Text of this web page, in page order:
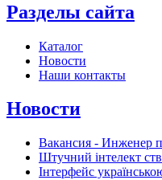
Разделы сайта
Каталог
Новости
Наши контакты
Новости
Вакансия - Инженер
Штучний інтелект
Інтерфейс